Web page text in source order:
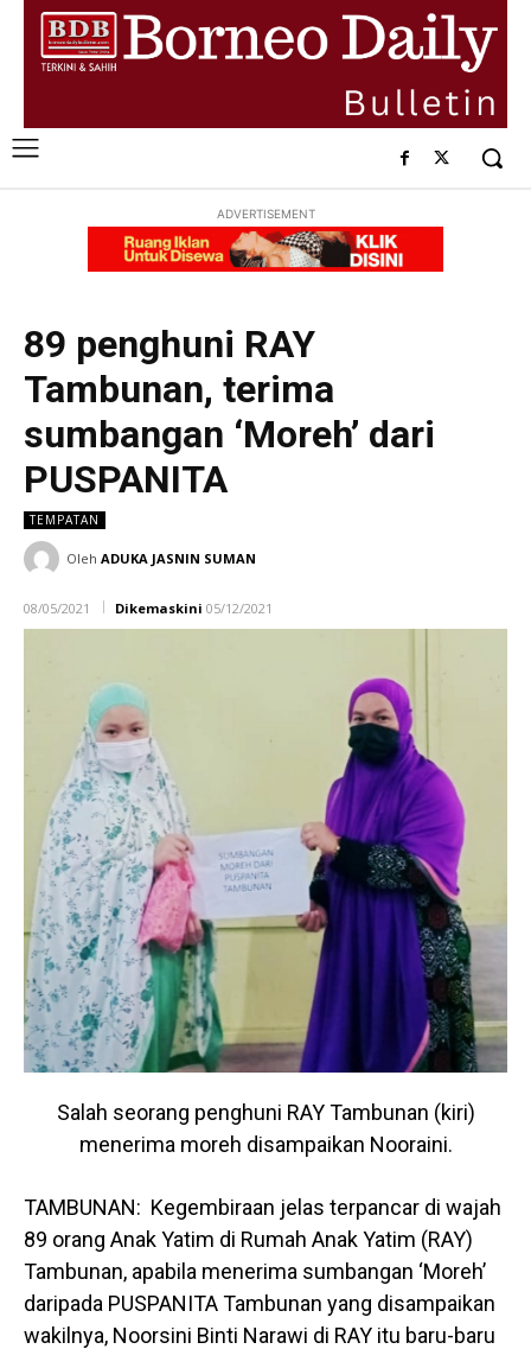
ADVERTISEMENT
89 penghuni RAY
Tambunan, terima
sumbangan ‘Moreh’ dari
PUSPANITA
TEMPATAN
Oleh ADUKA JASNIN SUMAN
08/05/2021 Dikemaskini 05/12/2021
Salah seorang penghuni RAY Tambunan (kiri)
menerima moreh disampaikan Nooraini.
TAMBUNAN: Kegembiraan jelas terpancar di wajah
89 orang Anak Yatim di Rumah Anak Yatim (RAY)
Tambunan, apabila menerima sumbangan ‘Moreh’
daripada PUSPANITA Tambunan yang disampaikan
wakilnya, Noorsini Binti Narawi di RAY itu baru-baru